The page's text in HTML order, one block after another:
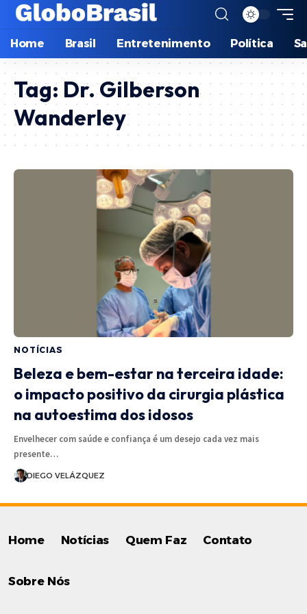
Home Brasil Entretenimento Política
Tag: Dr. Gilberson
Wanderley
NOTÍCIAS
Beleza e bem-estar na terceira idade:
o impacto positivo da cirurgia plástica
na autoestima dos idosos
Envelhecer com saúde e confiança é um desejo cada vez mais
presente…
DIEGO VELÁZQUEZ
Home Notícias Quem Faz Contato
Sobre Nós